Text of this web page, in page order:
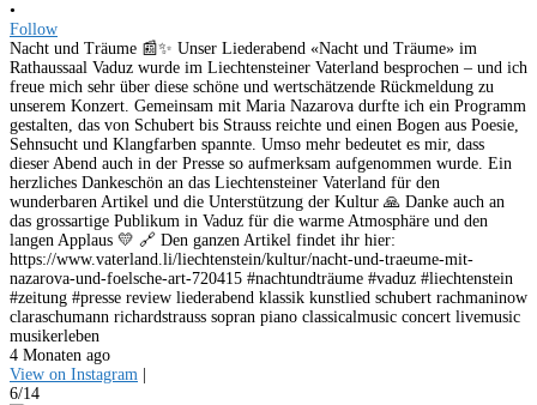
•
Follow
Nacht und Träume 📰✨ Unser Liederabend «Nacht und Träume» im
Rathaussaal Vaduz wurde im Liechtensteiner Vaterland besprochen – und ich
freue mich sehr über diese schöne und wertschätzende Rückmeldung zu
unserem Konzert. Gemeinsam mit Maria Nazarova durfte ich ein Programm
gestalten, das von Schubert bis Strauss reichte und einen Bogen aus Poesie,
Sehnsucht und Klangfarben spannte. Umso mehr bedeutet es mir, dass
dieser Abend auch in der Presse so aufmerksam aufgenommen wurde. Ein
herzliches Dankeschön an das Liechtensteiner Vaterland für den
wunderbaren Artikel und die Unterstützung der Kultur 🙏 Danke auch an
das grossartige Publikum in Vaduz für die warme Atmosphäre und den
langen Applaus 💛 🔗 Den ganzen Artikel findet ihr hier:
https://www.vaterland.li/liechtenstein/kultur/nacht-und-traeume-mit-
nazarova-und-foelsche-art-720415 #nachtundträume #vaduz #liechtenstein
#zeitung #presse review liederabend klassik kunstlied schubert rachmaninow
claraschumann richardstrauss sopran piano classicalmusic concert livemusic
musikerleben
4 Monaten ago
View on Instagram
6/14